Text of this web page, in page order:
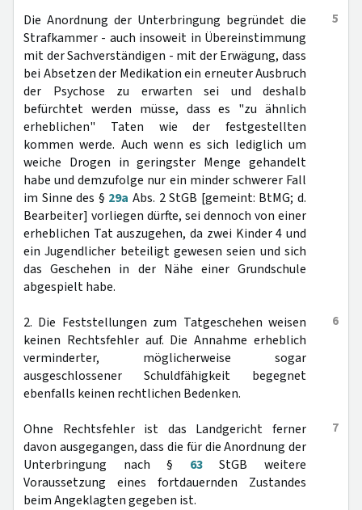
5
Die Anordnung der Unterbringung begründet die
Strafkammer - auch insoweit in Übereinstimmung
mit der Sachverständigen - mit der Erwägung, dass
bei Absetzen der Medikation ein erneuter Ausbruch
der Psychose zu erwarten sei und deshalb
befürchtet werden müsse, dass es "zu ähnlich
erheblichen" Taten wie der festgestellten
kommen werde. Auch wenn es sich lediglich um
weiche Drogen in geringster Menge gehandelt
habe und demzufolge nur ein minder schwerer Fall
im Sinne des § 29a Abs. 2 StGB [gemeint: BtMG; d.
Bearbeiter] vorliegen dürfte, sei dennoch von einer
erheblichen Tat auszugehen, da zwei Kinder 4 und
ein Jugendlicher beteiligt gewesen seien und sich
das Geschehen in der Nähe einer Grundschule
abgespielt habe.
6
2. Die Feststellungen zum Tatgeschehen weisen
keinen Rechtsfehler auf. Die Annahme erheblich
verminderter, möglicherweise sogar
ausgeschlossener Schuldfähigkeit begegnet
ebenfalls keinen rechtlichen Bedenken.
7
Ohne Rechtsfehler ist das Landgericht ferner
davon ausgegangen, dass die für die Anordnung der
Unterbringung nach § 63StGB weitere
Voraussetzung eines fortdauernden Zustandes
beim Angeklagten gegeben ist.